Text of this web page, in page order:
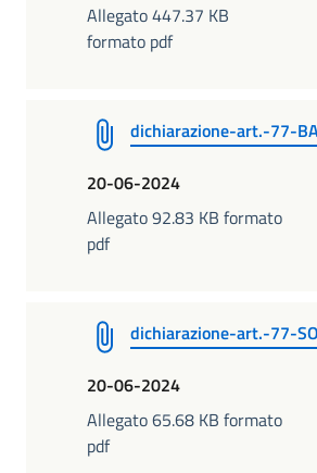
Allegato 447.37 KB
formato pdf
dichiarazione-art.-77-
20-06-2024
Allegato 92.83 KB formato
pdf
dichiarazione-art.-77-
20-06-2024
Allegato 65.68 KB formato
pdf